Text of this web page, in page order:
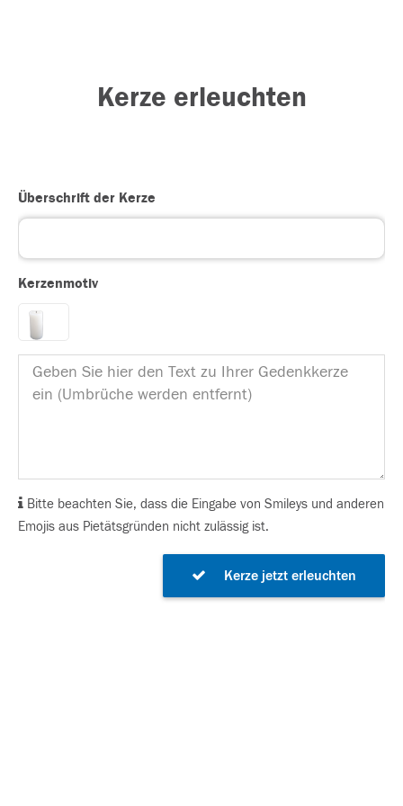
Kerze erleuchten
Überschrift der Kerze
Kerzenmotiv
Bitte beachten Sie, dass die Eingabe von Smileys und anderen
Emojis aus Pietätsgründen nicht zulässig ist.
Kerze jetzt erleuchten